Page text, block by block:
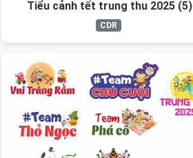
Tiểu cảnh tết trung thu 2025 (5)
CDR